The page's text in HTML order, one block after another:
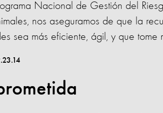
Nacional de Gestión del
nos aseguramos de que la
sea más eficiente, ágil, y que tome